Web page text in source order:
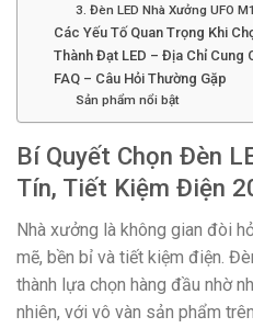
3. Đèn LED Nhà Xưởng UFO M1
Các Yếu Tố Quan Trọng Khi
Thành Đạt LED – Địa Chỉ Cung
FAQ – Câu Hỏi Thường Gặp
Sản phẩm nổi bật
Bí Quyết Chọn Đèn
Tín, Tiết Kiệm Điện
Nhà xưởng là không gian đòi
mẽ, bền bỉ và tiết kiệm điện.
thành lựa chọn hàng đầu nhờ
nhiên, với vô vàn sản phẩm